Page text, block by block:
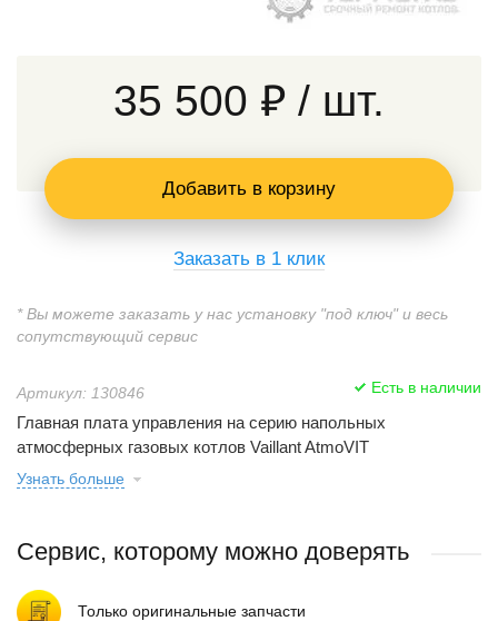
Артикул: 130846 Есть в наличии
Главная плата управления на серию напольных
атмосферных газовых котлов Vaillant AtmoVIT
Узнать больше
35 500 ₽ / шт.
Добавить в корзину
Заказать в 1 клик
* Вы можете заказать у нас установку "под ключ" и весь
сопутствующий сервис
Сервис, которому можно доверять
Только оригинальные запчасти